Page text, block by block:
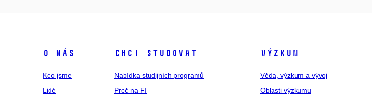
O NÁS
Kdo jsme
Lidé
CHCI STUDOVAT
Nabídka studijních programů
Proč na FI
VÝZKUM
Věda, výzkum a vývoj
Oblasti výzkumu